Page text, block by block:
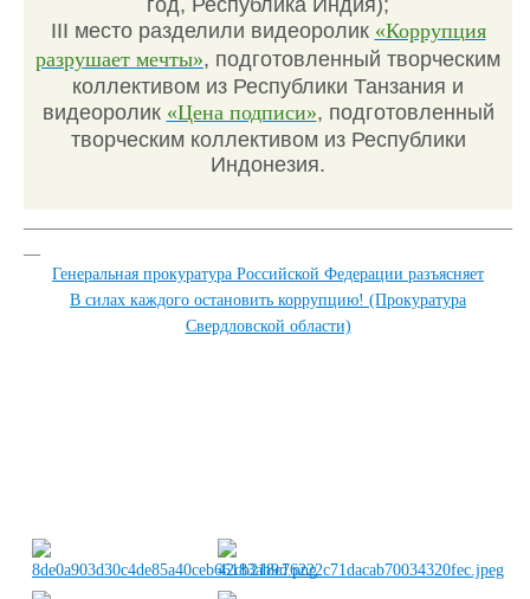
год, Республика Индия);
III место разделили видеоролик «Коррупция
разрушает мечты», подготовленный творческим
коллективом из Республики Танзания и
видеоролик «Цена подписи», подготовленный
творческим коллективом из Республики
Индонезия.
Генеральная прокуратура Российской Федерации разъясняет
В силах каждого остановить коррупцию! (Прокуратура
Свердловской области)